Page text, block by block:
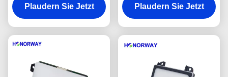
Montage für moderne
Zugangskontrolle
Plaudern Sie Jetzt
Zahlungen und
Zugangskontrolle
Plaudern Sie Jetzt